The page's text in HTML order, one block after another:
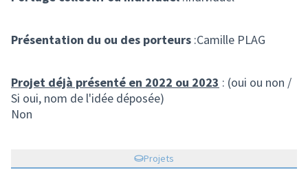
Présentation du ou des porteurs :Camille PLAG
Projet déjà présenté en 2022 ou 2023 : (oui ou non /
Si oui, nom de l'idée déposée)
Non
Projets